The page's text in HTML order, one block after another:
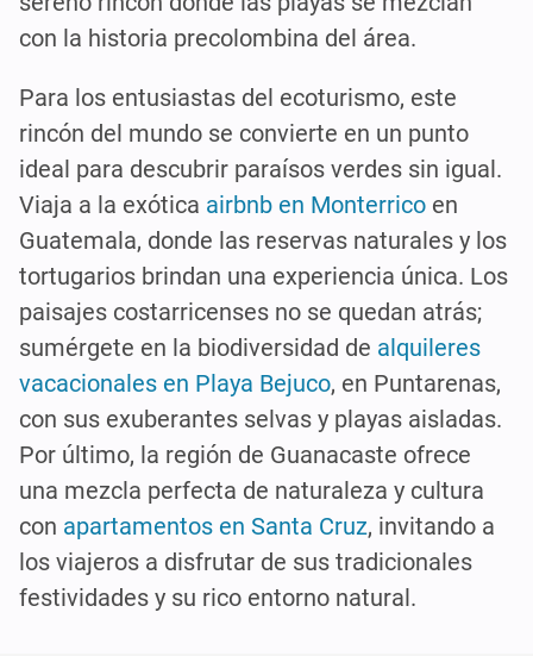
con la historia precolombina del área.
Para los entusiastas del ecoturismo, este
rincón del mundo se convierte en un punto
ideal para descubrir paraísos verdes sin igual.
Viaja a la exótica airbnb en Monterrico en
Guatemala, donde las reservas naturales y los
tortugarios brindan una experiencia única. Los
paisajes costarricenses no se quedan atrás;
sumérgete en la biodiversidad de alquileres
vacacionales en Playa Bejuco, en Puntarenas,
con sus exuberantes selvas y playas aisladas.
Por último, la región de Guanacaste ofrece
una mezcla perfecta de naturaleza y cultura
con apartamentos en Santa Cruz, invitando a
los viajeros a disfrutar de sus tradicionales
festividades y su rico entorno natural.